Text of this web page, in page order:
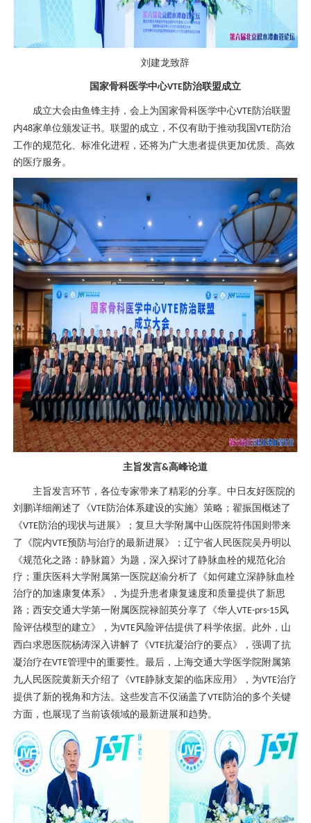
刘建龙致辞
国家骨科医学中心VTE防治联盟成立
成立大会由鱼锋主持，会上为国家骨科 医学中心VTE防治联盟
内48家单位颁发证书。联盟的成立，不仅有助于推动我国 VTE防治
工作的规范化、标准化进程，还将为广大患者提供更加优质、高效
的医疗服务。
主旨发言&高峰论道
主旨发言环节，各位专家带来了精彩的分享。中日友好医院的
刘鹏详细阐述了《VTE防治体系建设的实施》策略；翟振国概述了
《VTE防治的现状与进展》；复旦大学附属中山医院符伟国则带来
了《院内VTE预防与治疗的最新进展》；辽宁省人民医院吴丹明以
《规范化之路：静脉篇》为题，深入探讨了静脉血栓的规范化治
疗；重庆医科大学附属第一医院赵渝分析了《如何建立深静脉血栓
治疗的加速康复体系》，为提升患者康复速度和质量提供了新思
路；西安交通大学第一附属医院禄韶英分享了《华人VTE-prs-15风
险评估模型的建立》，为VTE风险评估提供了科学依据。此外，山
西白求恩医院杨涛深入讲解了《VTE抗凝治疗的要点》，强调了抗
凝治疗在VTE管理中的重要性。最后，上海交通大学医学院附属第
九人民医院黄新天介绍了《VTE静脉支架的临床应用》，为VTE治疗
提供了新的视角和方法。这些发言不仅涵盖了VTE防治的多个关键
方面，也展现了当前该领域的最新进展和趋势。